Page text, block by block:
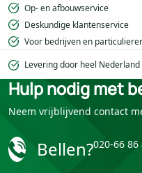
Op- en afbouwservice
Deskundige klantenservice
Voor bedrijven en
Levering door heel Nederland
Hulp nodig met
Neem vrijblijvend contact
Bellen?020-66 86